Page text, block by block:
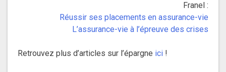
Franel :
Réussir ses placements en assurance-vie
L’assurance-vie à l’épreuve des crises
Retrouvez plus d’articles sur l’épargne ici !